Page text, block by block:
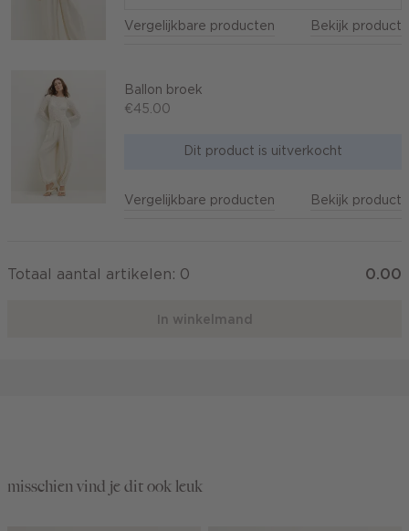
Vergelijkbare producten Bekijk product
Ballon broek
€45.00
Dit product is uitverkocht
Vergelijkbare producten Bekijk product
Totaal aantal artikelen: 0 0.00
In winkelmand
misschien vind je dit ook leuk